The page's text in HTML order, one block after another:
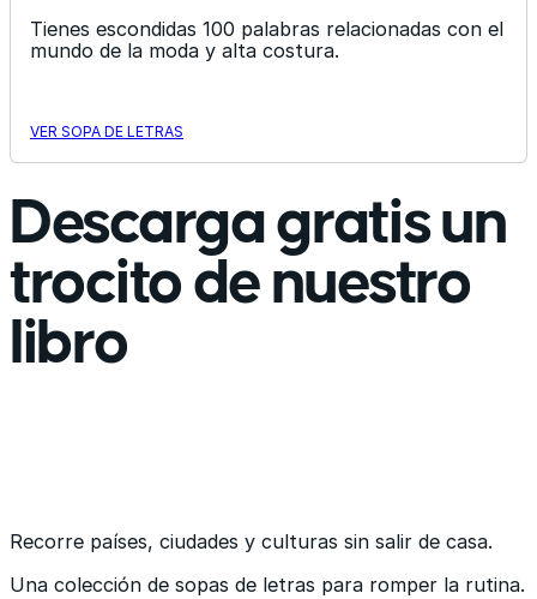
Tienes escondidas 100 palabras relacionadas con el
mundo de la moda y alta costura.
VER SOPA DE LETRAS
Descarga gratis un
trocito de nuestro
libro
Recorre países, ciudades y culturas sin salir de casa.
Una colección de sopas de letras para romper la rutina.